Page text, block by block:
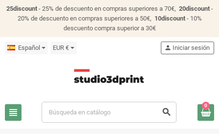
25discount- 25% de descuento en compras superiores a 70€, 20discount-
20% de descuento en compras superiores a 50€, 10discount- 10%
descuento compra superior a 30€
Español EUR €
view_headline search
person Iniciar sesión
0